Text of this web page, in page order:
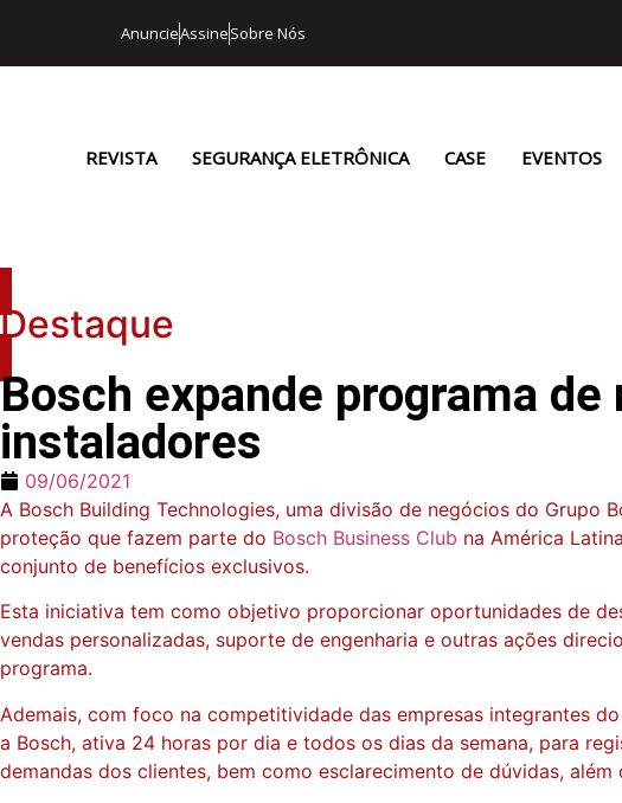
AnuncieAssineSobre Nós
REVISTA SEGURANÇA ELETRÔNICA CASE EVENTOS
Destaque
Bosch expande programa
instaladores
09/06/2021
A Bosch Building Technologies, uma divisão de negócios do Grupo
proteção que fazem parte do Bosch Business Club na América
conjunto de benefícios exclusivos.
Esta iniciativa tem como objetivo proporcionar oportunidades de
vendas personalizadas, suporte de engenharia e outras ações
programa.
Ademais, com foco na competitividade das empresas integrantes
a Bosch, ativa 24 horas por dia e todos os dias da semana, para
demandas dos clientes, bem como esclarecimento de dúvidas,